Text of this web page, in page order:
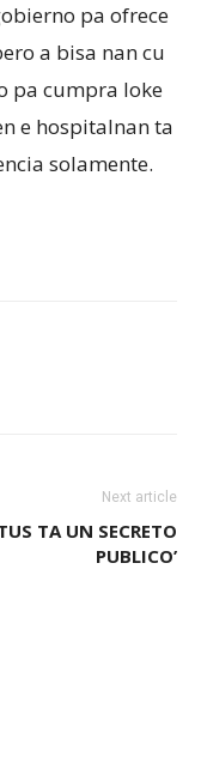
pa ofrece
a bisa nan cu
pa cumpra loke
e hospitalnan ta
solamente.
Next article
TA UN SECRETO
PUBLICO’